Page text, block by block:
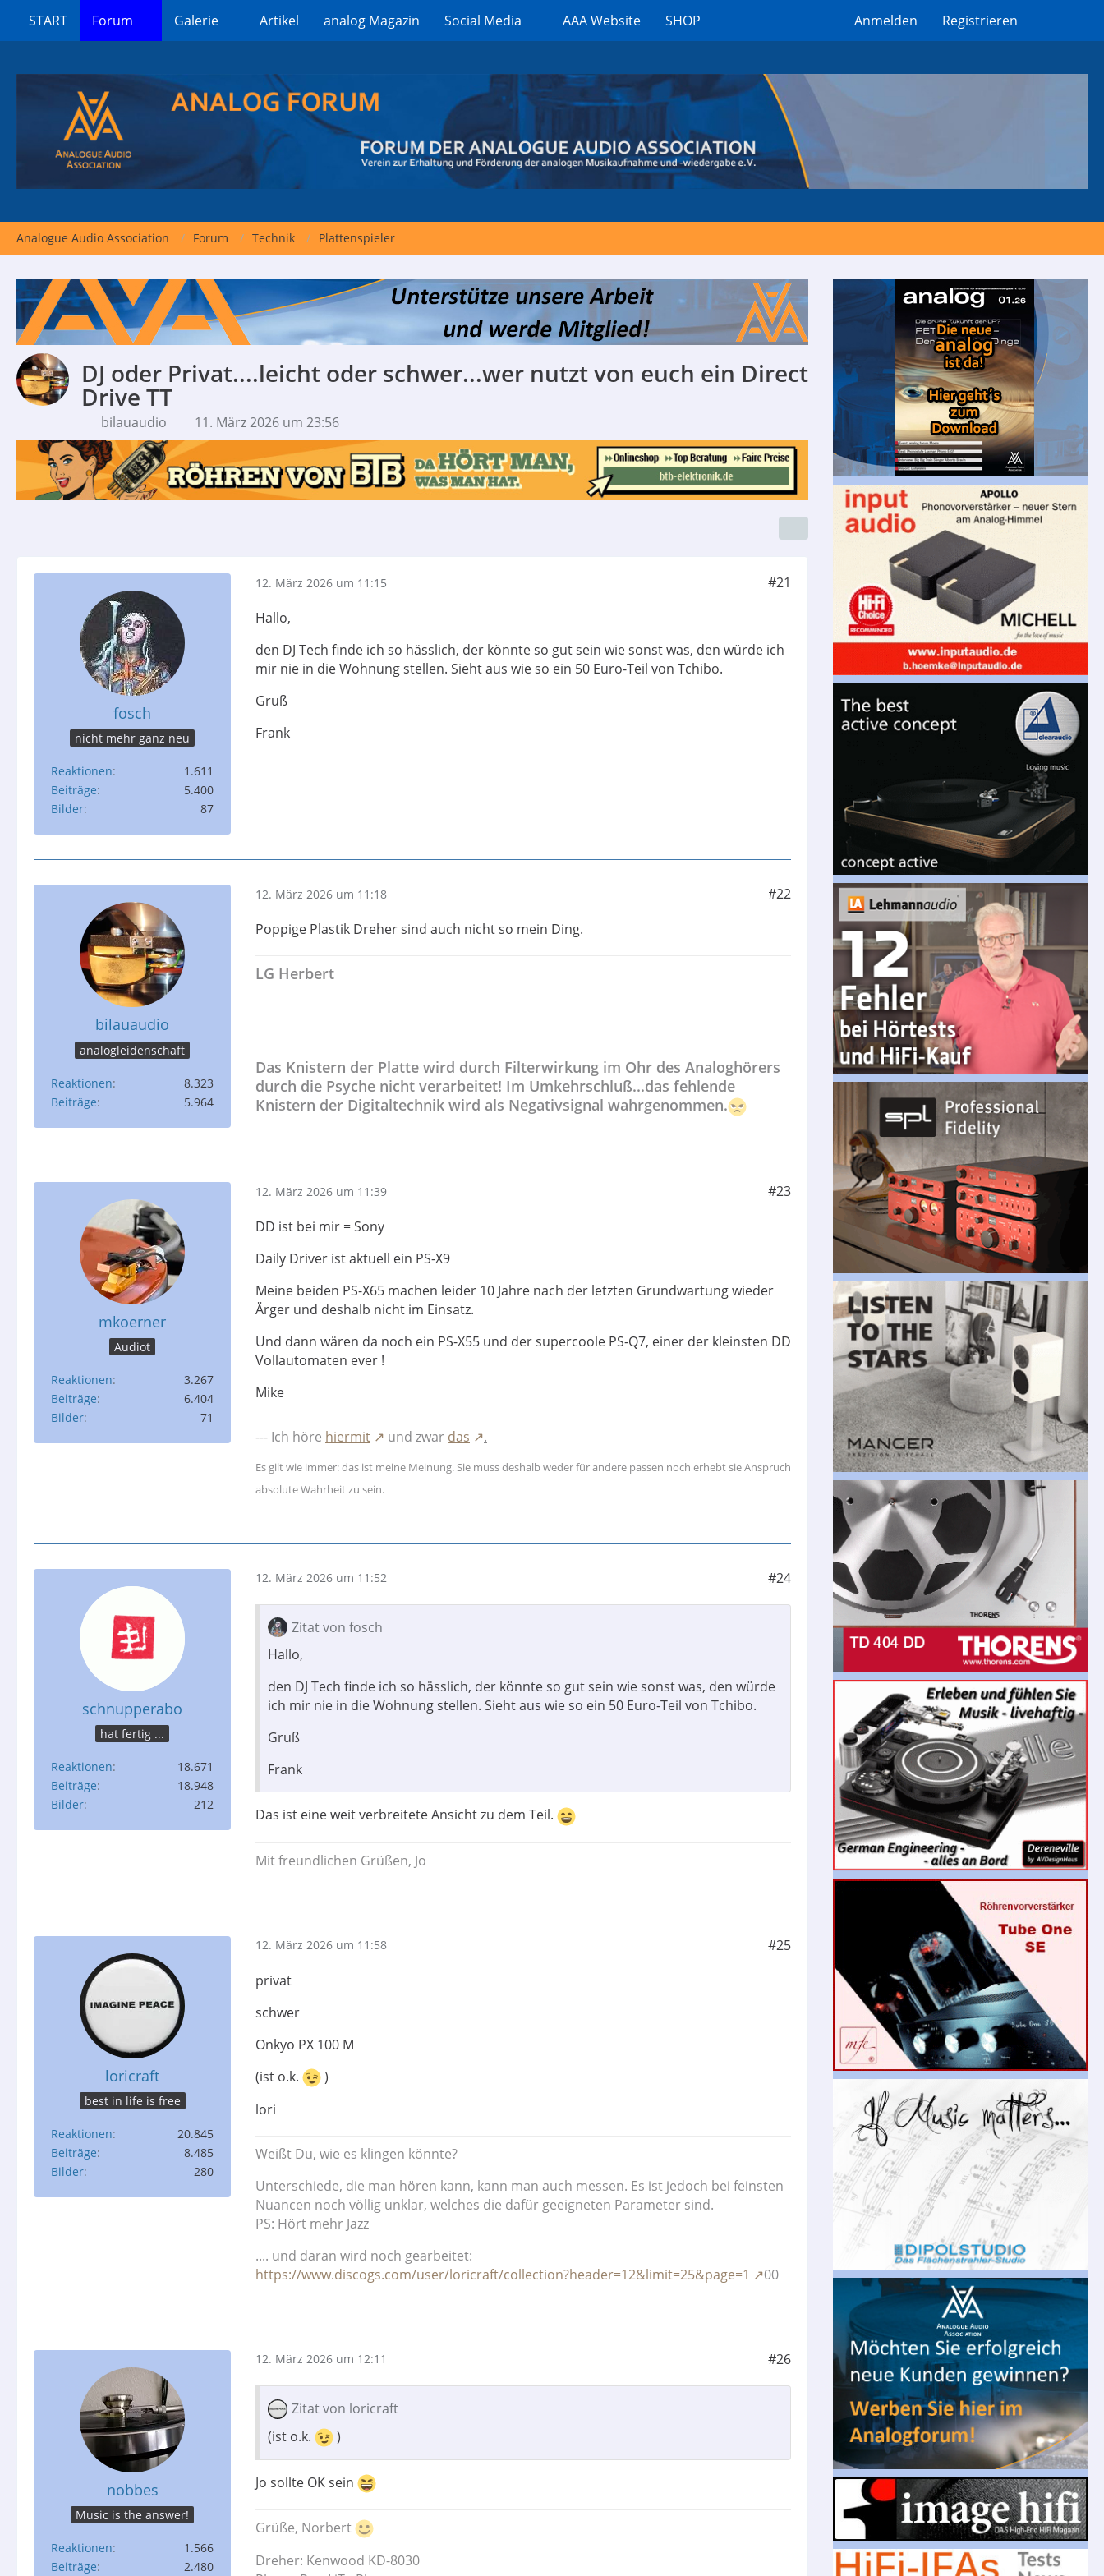
START Forum Galerie Artikel analog Magazin Social Media AAA Website SHOP Anmelden Registrieren
Analogue Audio Association Forum Technik Plattenspieler
DJ oder Privat....leicht oder schwer...wer nutzt von euch ein Direct
Drive TT
bilauaudio 11. März 2026 um 23:56
fosch
nicht mehr ganz neu
Reaktionen
1.611
Beiträge
5.400
Bilder
87
12. März 2026 um 11:15
#21
Hallo,
den DJ Tech finde ich so hässlich, der könnte so gut sein wie sonst was, den würde ich
mir nie in die Wohnung stellen. Sieht aus wie so ein 50 Euro-Teil von Tchibo.
Gruß
Frank
bilauaudio
analogleidenschaft
Reaktionen
8.323
Beiträge
5.964
12. März 2026 um 11:18
#22
Poppige Plastik Dreher sind auch nicht so mein Ding.
LG Herbert
Das Knistern der Platte wird durch Filterwirkung im Ohr des Analoghörers
durch die Psyche nicht verarbeitet! Im Umkehrschluß...das fehlende
Knistern der Digitaltechnik wird als Negativsignal wahrgenommen.
mkoerner
Audiot
Reaktionen
3.267
Beiträge
6.404
Bilder
71
12. März 2026 um 11:39
#23
DD ist bei mir = Sony
Daily Driver ist aktuell ein PS-X9
Meine beiden PS-X65 machen leider 10 Jahre nach der letzten Grundwartung wieder
Ärger und deshalb nicht im Einsatz.
Und dann wären da noch ein PS-X55 und der supercoole PS-Q7, einer der kleinsten DD
Vollautomaten ever !
Mike
--- Ich höre hiermit und zwar das .
Es gilt wie immer: das ist meine Meinung. Sie muss deshalb weder für andere passen noch erhebt sie Anspruch
absolute Wahrheit zu sein.
schnupperabo
hat fertig ...
Reaktionen
18.671
Beiträge
18.948
Bilder
212
12. März 2026 um 11:52 #24
Zitat von fosch
Hallo,
den DJ Tech finde ich so hässlich, der könnte so gut sein wie sonst was, den würde
ich mir nie in die Wohnung stellen. Sieht aus wie so ein 50 Euro-Teil von Tchibo.
Gruß
Frank
Das ist eine weit verbreitete Ansicht zu dem Teil.
Mit freundlichen Grüßen, Jo
loricraft
best in life is free
Reaktionen
20.845
Beiträge
8.485
Bilder
280
12. März 2026 um 11:58
#25
privat
schwer
Onkyo PX 100 M
(ist o.k.
)
lori
Weißt Du, wie es klingen könnte?
Unterschiede, die man hören kann, kann man auch messen. Es ist jedoch bei feinsten
Nuancen noch völlig unklar, welches die dafür geeigneten Parameter sind.
PS: Hört mehr Jazz
.... und daran wird noch gearbeitet:
https://www.discogs.com/user/loricraft/collection?header=12&limit=25&page=1
00
nobbes
Music is the answer!
Reaktionen
1.566
Beiträge
2.480
12. März 2026 um 12:11 #26
Zitat von loricraft
(ist o.k.
)
Jo sollte OK sein
Grüße, Norbert
Dreher: Kenwood KD-8030